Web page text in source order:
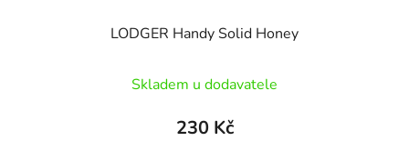
LODGER Handy Solid Honey
Skladem u dodavatele
230 Kč